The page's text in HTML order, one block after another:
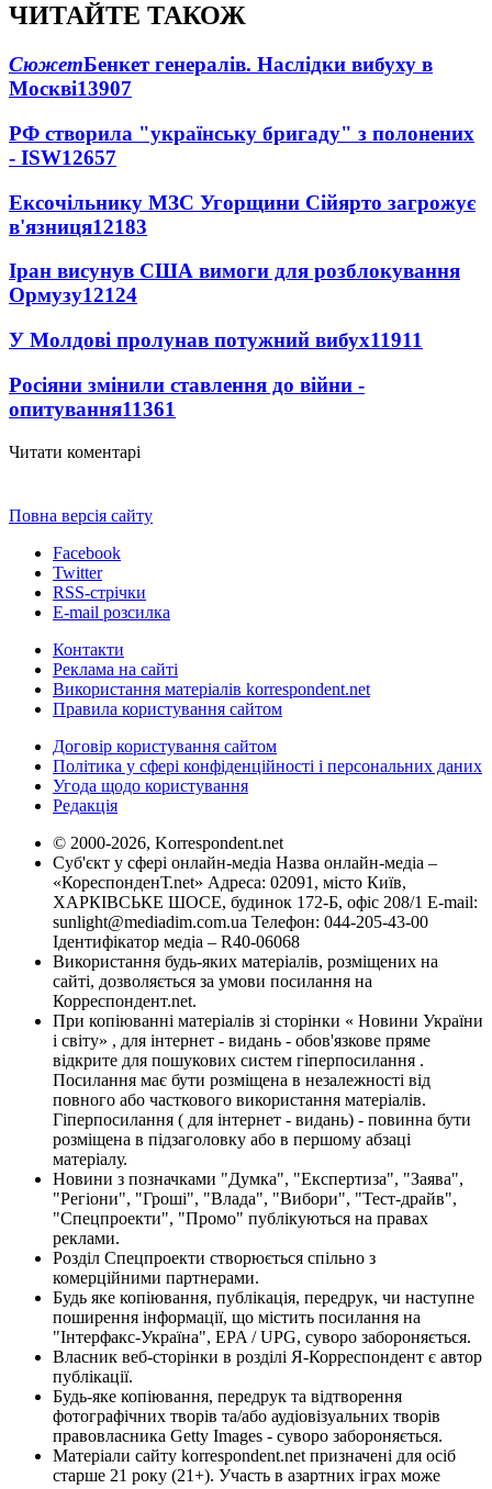
ЧИТАЙТЕ ТАКОЖ
СюжетБенкет генералів. Наслідки вибуху в
Москві13907
РФ створила "українську бригаду" з полонених
- ISW12657
Ексочільнику МЗС Угорщини Сійярто загрожує
в'язниця12183
Іран висунув США вимоги для розблокування
Ормузу12124
У Молдові пролунав потужний вибух11911
Росіяни змінили ставлення до війни -
опитування11361
Читати коментарі
Повна версія сайту
Facebook
Twitter
RSS-стрічки
E-mail розсилка
Контакти
Реклама на сайті
Використання матеріалів korrespondent.net
Правила користування сайтом
Договір користування сайтом
Політика у сфері конфіденційності і персональних даних
Угода щодо користування
Редакція
© 2000-2026, Korrespondent.net
Суб'єкт у сфері онлайн-медіа Назва онлайн-медіа –
«КореспонденТ.net» Адреса: 02091, місто Київ,
ХАРКІВСЬКЕ ШОСЕ, будинок 172-Б, офіс 208/1 E-mail:
sunlight@mediadim.com.ua Телефон: 044-205-43-00
Ідентифікатор медіа – R40-06068
Використання будь-яких матеріалів, розміщених на
сайті, дозволяється за умови посилання на
Корреспондент.net.
При копіюванні матеріалів зі сторінки « Новини України
і світу» , для інтернет - видань - обов'язкове пряме
відкрите для пошукових систем гіперпосилання .
Посилання має бути розміщена в незалежності від
повного або часткового використання матеріалів.
Гіперпосилання ( для інтернет - видань) - повинна бути
розміщена в підзаголовку або в першому абзаці
матеріалу.
Новини з позначками "Думка", "Експертиза", "Заява",
"Регіони", "Гроші", "Влада", "Вибори", "Тест-драйв",
"Спецпроекти", "Промо" публікуються на правах
реклами.
Розділ Спецпроекти створюється спільно з
комерційними партнерами.
Будь яке копіювання, публікація, передрук, чи наступне
поширення інформації, що містить посилання на
"Інтерфакс-Україна", EPA / UPG, суворо забороняється.
Власник веб-сторінки в розділі Я-Корреспондент є автор
публікації.
Будь-яке копіювання, передрук та відтворення
фотографічних творів та/або аудіовізуальних творів
правовласника Getty Images - суворо забороняється.
Матеріали сайту korrespondent.net призначені для осіб
старше 21 року (21+). Участь в азартних іграх може